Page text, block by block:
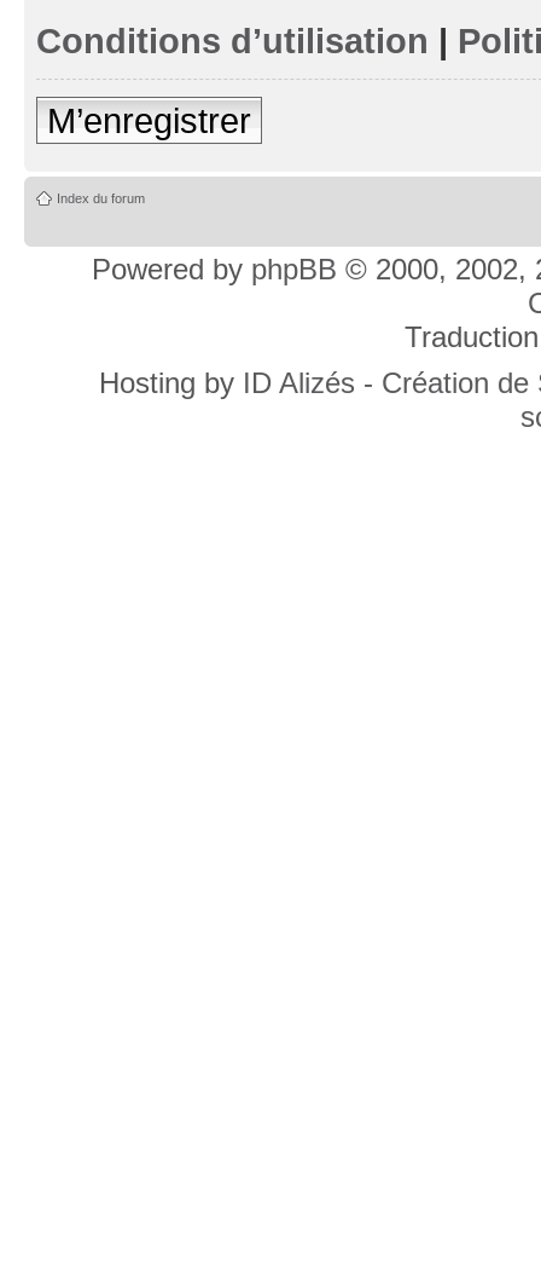
Conditions d’utilisation |
M’enregistrer
Index du forum
Powered by phpBB © 2000, 2002,
Hosting by ID Alizés - Création